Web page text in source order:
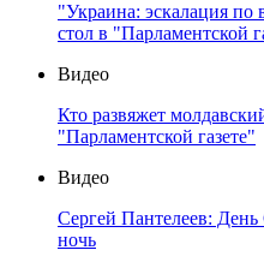
"Украина: эскалация
стол в "Парламентской
Видео
Кто развяжет
"Парламентской газете"
Видео
Сергей Пантелеев:
ночь